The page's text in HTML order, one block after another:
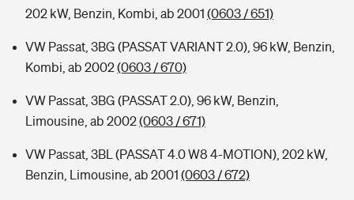
202 kW, Benzin, Kombi, ab 2001 (0603 / 651)
VW Passat, 3BG (PASSAT VARIANT 2.0), 96 kW, Benzin,
Kombi, ab 2002(0603 / 670)
VW Passat, 3BG (PASSAT 2.0), 96 kW, Benzin,
Limousine, ab 2002(0603 / 671)
VW Passat, 3BL (PASSAT 4.0 W8 4-MOTION), 202 kW,
Benzin, Limousine, ab 2001 (0603 / 672)